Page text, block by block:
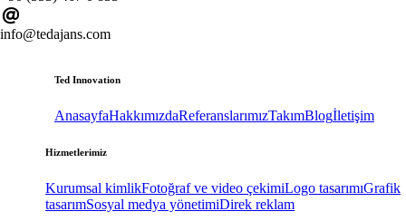
info@tedajans.com
Ted Innovation
AnasayfaHakkımızdaReferanslarımızTakımBlogİletişim
Hizmetlerimiz
Kurumsal kimlikFotoğraf ve video çekimiLogo tasarımıGrafik
tasarımSosyal medya yönetimiDirek reklam